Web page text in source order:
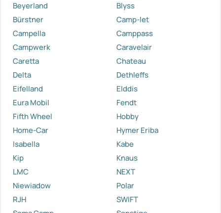
Beyerland
Blyss
Bürstner
Camp-let
Campella
Camppass
Campwerk
Caravelair
Caretta
Chateau
Delta
Dethleffs
Eifelland
Elddis
Eura Mobil
Fendt
Fifth Wheel
Hobby
Home-Car
Hymer Eriba
Isabella
Kabe
Kip
Knaus
LMC
NEXT
Niewiadow
Polar
RJH
SWIFT